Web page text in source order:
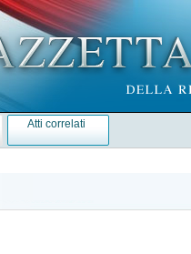
Atti correlati